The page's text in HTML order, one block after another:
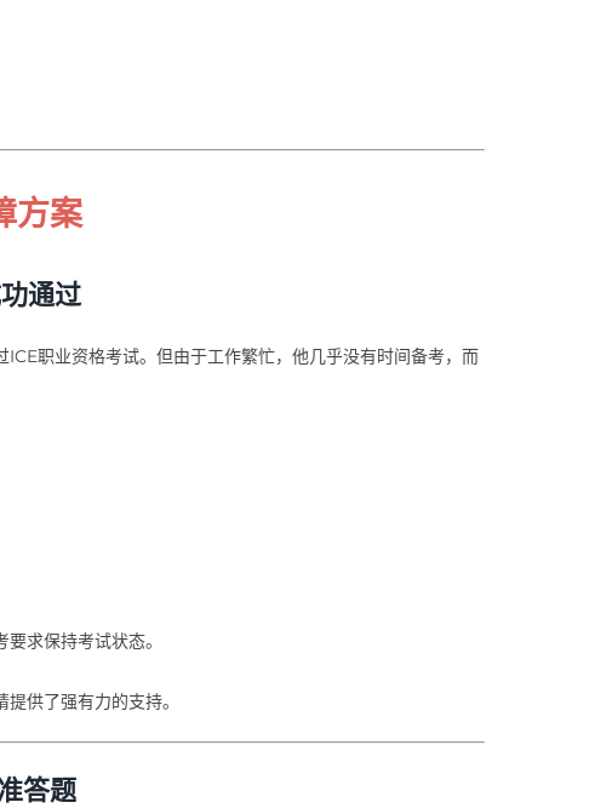
方案
通过
职业资格考试。但由于工作繁忙，他几乎没有时间备考，而
求保持考试状态。
供了强有力的支持。
答题